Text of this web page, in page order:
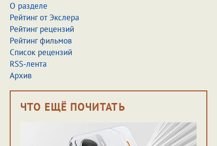
О разделе
Рейтинг от Экслера
Рейтинг рецензий
Рейтинг фильмов
Список рецензий
RSS-лента
Архив
ЧТО ЕЩЁ ПОЧИТАТЬ